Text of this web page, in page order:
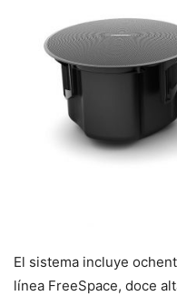
El sistema incluye
línea FreeSpace, doce